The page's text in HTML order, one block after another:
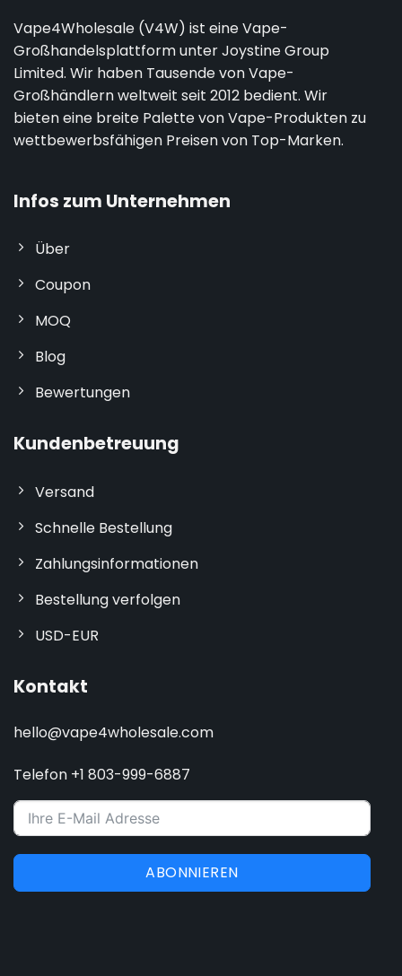
Vape4Wholesale (V4W) ist eine Vape-
Großhandelsplattform unter Joystine Group
Limited. Wir haben Tausende von Vape-
Großhändlern weltweit seit 2012 bedient. Wir
bieten eine breite Palette von Vape-Produkten zu
wettbewerbsfähigen Preisen von Top-Marken.
Infos zum Unternehmen
Über
Coupon
MOQ
Blog
Bewertungen
Kundenbetreuung
Versand
Schnelle Bestellung
Zahlungsinformationen
Bestellung verfolgen
USD-EUR
Kontakt
hello@vape4wholesale.com
Telefon +1 803-999-6887
ABONNIEREN